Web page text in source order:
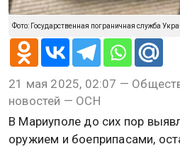
Фото: Государственная пограничная служба
21 мая 2025, 02:07 —
новостей — ОСН
В Мариуполе до сих пор
оружием и боеприпасами,